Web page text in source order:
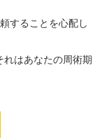
することを心配し
はあなたの周術期